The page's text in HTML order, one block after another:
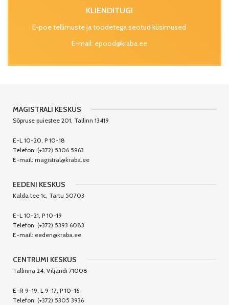
KLIENDITUGI
E-poe tellimuste ja toodetega seotud küsimused
E-mail: epood@kraba.ee
MAGISTRALI KESKUS
Sõpruse puiestee 201, Tallinn 13419
E-L 10-20, P 10-18
Telefon: (+372) 5306 5963
E-mail: magistral@kraba.ee
EEDENI KESKUS
Kalda tee 1c, Tartu 50703
E-L 10-21, P 10-19
Telefon: (+372) 5393 6083
E-mail: eeden@kraba.ee
CENTRUMI KESKUS
Tallinna 24, Viljandi 71008
E-R 9-19, L 9-17, P 10-16
Telefon: (+372) 5305 3936